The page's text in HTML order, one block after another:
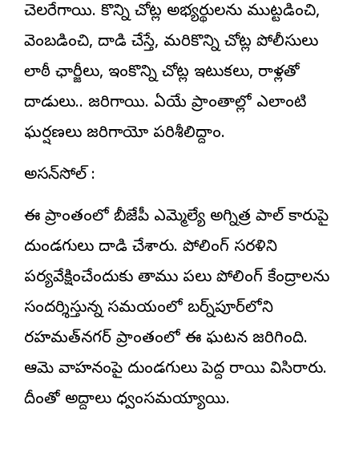
చెలరేగాయి. కొన్ని చోట్ల అభ్యర్థులను ముట్టడించి,
వెంబడించి, దాడి చేస్తే, మరికొన్ని చోట్ల పోలీసులు
లాఠీ ఛార్జీలు, ఇంకొన్ని చోట్ల ఇటుకలు, రాళ్లతో
దాడులు.. జరిగాయి. ఏయే ప్రాంతాల్లో ఎలాంటి
ఘర్షణలు జరిగాయో పరిశీలిద్దాం.
అసన్‌సోల్‌ :
ఈ ప్రాంతంలో బీజేపీ ఎమ్మెల్యే అగ్నిమిత్ర పాల్ కారుపై
దుండగులు దాడి చేశారు. పోలింగ్ సరళిని
పర్యవేక్షించేందుకు తాము పలు పోలింగ్ కేంద్రాలను
సందర్శిస్తున్న సమయంలో బర్న్‌పూర్‌లోని
రహమత్‌నగర్ ప్రాంతంలో ఈ ఘటన జరిగింది.
ఆమె వాహనంపై దుండగులు పెద్ద రాయి విసిరారు.
దీంతో అద్దాలు ధ్వంసమయ్యాయి.